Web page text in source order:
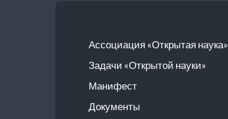
Ассоциация «Открытая наука»
Задачи «Открытой науки»
Манифест
Документы